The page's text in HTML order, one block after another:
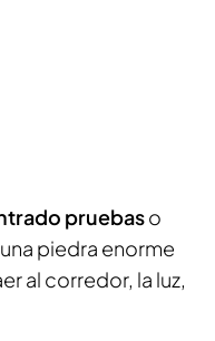
pruebaso
piedra enorme
al corredor, la luz,